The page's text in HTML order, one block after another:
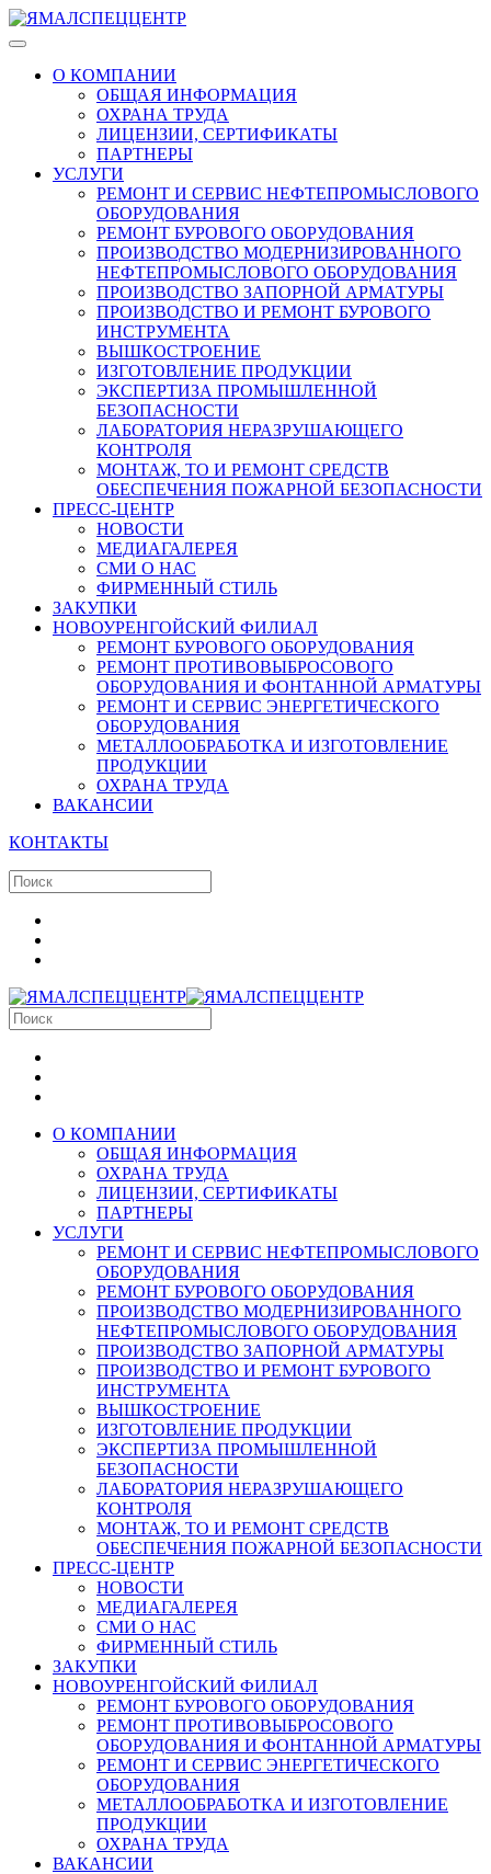
О КОМПАНИИ
ОБЩАЯ ИНФОРМАЦИЯ
ОХРАНА ТРУДА
ЛИЦЕНЗИИ, СЕРТИФИКАТЫ
ПАРТНЕРЫ
УСЛУГИ
РЕМОНТ И СЕРВИС НЕФТЕПРОМЫСЛОВОГО
ОБОРУДОВАНИЯ
РЕМОНТ БУРОВОГО ОБОРУДОВАНИЯ
ПРОИЗВОДСТВО МОДЕРНИЗИРОВАННОГО
НЕФТЕПРОМЫСЛОВОГО ОБОРУДОВАНИЯ
ПРОИЗВОДСТВО ЗАПОРНОЙ АРМАТУРЫ
ПРОИЗВОДСТВО И РЕМОНТ БУРОВОГО
ИНСТРУМЕНТА
ВЫШКОСТРОЕНИЕ
ИЗГОТОВЛЕНИЕ ПРОДУКЦИИ
ЭКСПЕРТИЗА ПРОМЫШЛЕННОЙ
БЕЗОПАСНОСТИ
ЛАБОРАТОРИЯ НЕРАЗРУШАЮЩЕГО
КОНТРОЛЯ
МОНТАЖ, ТО И РЕМОНТ СРЕДСТВ
ОБЕСПЕЧЕНИЯ ПОЖАРНОЙ БЕЗОПАСНОСТИ
ПРЕСС-ЦЕНТР
НОВОСТИ
МЕДИАГАЛЕРЕЯ
СМИ О НАС
ФИРМЕННЫЙ СТИЛЬ
ЗАКУПКИ
НОВОУРЕНГОЙСКИЙ ФИЛИАЛ
РЕМОНТ БУРОВОГО ОБОРУДОВАНИЯ
РЕМОНТ ПРОТИВОВЫБРОСОВОГО
ОБОРУДОВАНИЯ И ФОНТАННОЙ АРМАТУРЫ
РЕМОНТ И СЕРВИС ЭНЕРГЕТИЧЕСКОГО
ОБОРУДОВАНИЯ
МЕТАЛЛООБРАБОТКА И ИЗГОТОВЛЕНИЕ
ПРОДУКЦИИ
ОХРАНА ТРУДА
ВАКАНСИИ
КОНТАКТЫ
О КОМПАНИИ
ОБЩАЯ ИНФОРМАЦИЯ
ОХРАНА ТРУДА
ЛИЦЕНЗИИ, СЕРТИФИКАТЫ
ПАРТНЕРЫ
УСЛУГИ
РЕМОНТ И СЕРВИС НЕФТЕПРОМЫСЛОВОГО
ОБОРУДОВАНИЯ
РЕМОНТ БУРОВОГО ОБОРУДОВАНИЯ
ПРОИЗВОДСТВО МОДЕРНИЗИРОВАННОГО
НЕФТЕПРОМЫСЛОВОГО ОБОРУДОВАНИЯ
ПРОИЗВОДСТВО ЗАПОРНОЙ АРМАТУРЫ
ПРОИЗВОДСТВО И РЕМОНТ БУРОВОГО
ИНСТРУМЕНТА
ВЫШКОСТРОЕНИЕ
ИЗГОТОВЛЕНИЕ ПРОДУКЦИИ
ЭКСПЕРТИЗА ПРОМЫШЛЕННОЙ
БЕЗОПАСНОСТИ
ЛАБОРАТОРИЯ НЕРАЗРУШАЮЩЕГО
КОНТРОЛЯ
МОНТАЖ, ТО И РЕМОНТ СРЕДСТВ
ОБЕСПЕЧЕНИЯ ПОЖАРНОЙ БЕЗОПАСНОСТИ
ПРЕСС-ЦЕНТР
НОВОСТИ
МЕДИАГАЛЕРЕЯ
СМИ О НАС
ФИРМЕННЫЙ СТИЛЬ
ЗАКУПКИ
НОВОУРЕНГОЙСКИЙ ФИЛИАЛ
РЕМОНТ БУРОВОГО ОБОРУДОВАНИЯ
РЕМОНТ ПРОТИВОВЫБРОСОВОГО
ОБОРУДОВАНИЯ И ФОНТАННОЙ АРМАТУРЫ
РЕМОНТ И СЕРВИС ЭНЕРГЕТИЧЕСКОГО
ОБОРУДОВАНИЯ
МЕТАЛЛООБРАБОТКА И ИЗГОТОВЛЕНИЕ
ПРОДУКЦИИ
ОХРАНА ТРУДА
ВАКАНСИИ